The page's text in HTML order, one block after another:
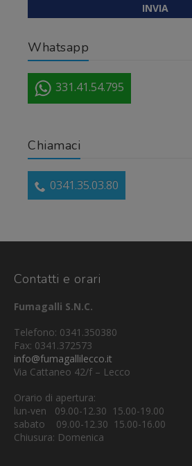
Whatsapp
331.41.54.795
Chiamaci
0341.35.03.80
Contatti e orari
Fumagalli S.N.C.
Telefono: 0341.350380
Fax: 0341.372573
info@fumagallilecco.it
Via Cattaneo 42/f – Lecco
Orario di apertura:
lun-ven 09.00-12.30 15.00-19.00
sabato 09.00-12.30 15.00-16.00
Chiusura: Domenica